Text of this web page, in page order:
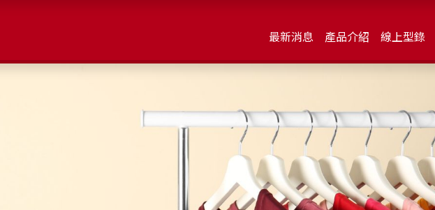
最新消息 產品介紹 線上型錄